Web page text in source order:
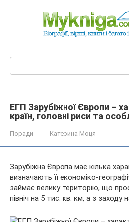
ЕГП Зарубіжної Європи –
країн, головні риси та
Поради Катерина Моця
Зарубіжна Європа має кілька
визначають її економіко-
займає велику територію, що
північ на 5 тис. кв. км, а з заходу